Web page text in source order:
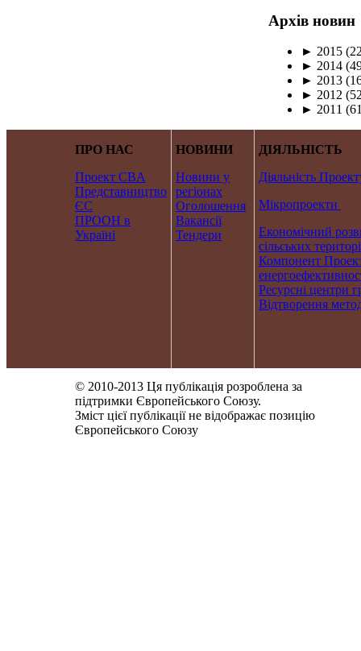
Архів новин
► 2015
► 2014
► 2013
► 2012
► 2011
ПРО НАС
Проект CBA
Представництво
ЄС
ПРООН в
Україні
НОВИНИ
Новини у
регіонах
Оголошення
Вакансії
Тендери
ДІЯЛЬНІСТЬ
Діяльність
Мікропроекти
Економічний
сільських
Компонент
Ресурсні центри
Відтворення
© 2010-2013 Ця публікація розроблена за
підтримки Європейського Союзу.
Зміст цієї публікації не відображає позицію
Європейського Союзу